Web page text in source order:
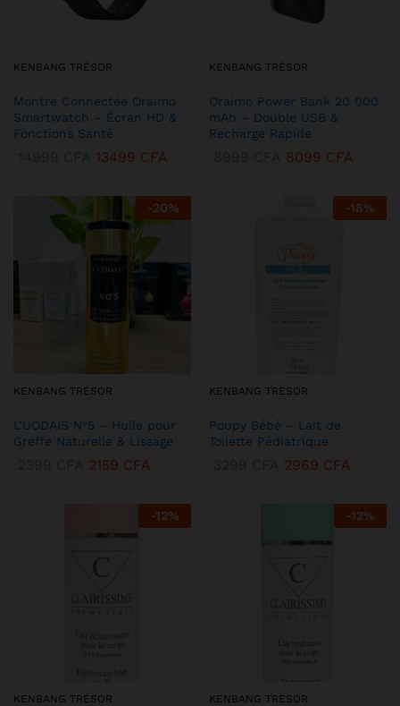
KENBANG TRÉSOR
Montre Connectée Oraimo
Smartwatch – Écran HD &
Fonctions Santé
13499 CFA
KENBANG TRÉSOR
Oraimo Power Bank 20 000
mAh – Double USB &
Recharge Rapide
8099 CFA
-20%
KENBANG TRÉSOR
L’UODAIS N°5 – Huile pour
Greffe Naturelle & Lissage
2159 CFA
-18%
KENBANG TRÉSOR
Poupy Bébé – Lait de
Toilette Pédiatrique
2969 CFA
-12%
KENBANG TRÉSOR
-12%
KENBANG TRÉSOR